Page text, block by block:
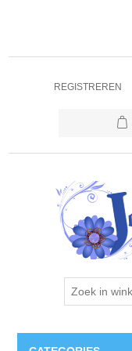
REGISTREREN